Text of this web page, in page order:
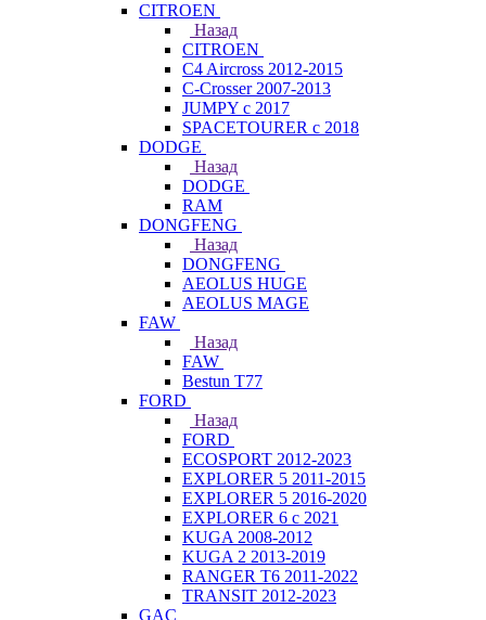
CITROEN
Назад
CITROEN
C4 Aircross 2012-2015
C-Crosser 2007-2013
JUMPY с 2017
SPACETOURER с 2018
DODGE
Назад
DODGE
RAM
DONGFENG
Назад
DONGFENG
AEOLUS HUGE
AEOLUS MAGE
FAW
Назад
FAW
Bestun T77
FORD
Назад
FORD
ECOSPORT 2012-2023
EXPLORER 5 2011-2015
EXPLORER 5 2016-2020
EXPLORER 6 с 2021
KUGA 2008-2012
KUGA 2 2013-2019
RANGER T6 2011-2022
TRANSIT 2012-2023
GAC